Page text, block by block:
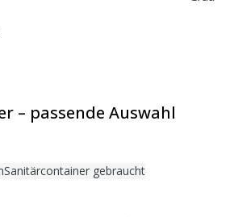
– passende Auswahl
Sanitärcontainer gebraucht